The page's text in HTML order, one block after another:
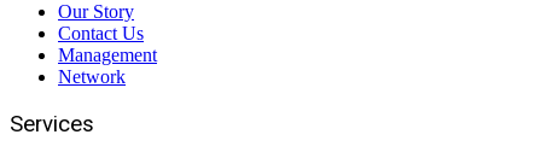
Our Story
Contact Us
Management
Network
Services